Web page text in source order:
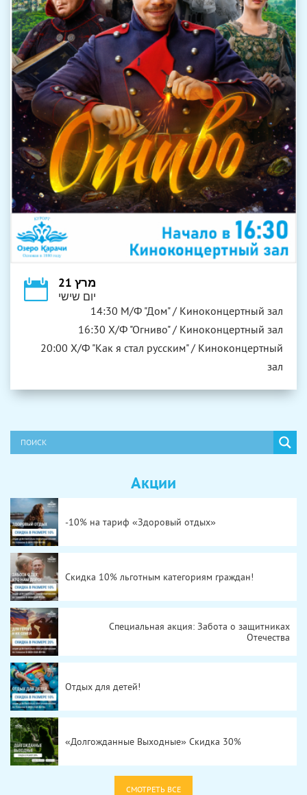
מרץ 21
יום שישי
14:30 М/Ф "Дом" / Киноконцертный зал
16:30 Х/Ф "Огниво" / Киноконцертный зал
20:00 Х/Ф "Как я стал русским" / Киноконцертный
зал
Акции
-10% на тариф «Здоровый отдых»
Скидка 10% льготным категориям граждан!
Специальная акция: Забота о защитниках
Отечества
Отдых для детей!
«Долгожданные Выходные» Скидка 30%
СМОТРЕТЬ ВСЕ